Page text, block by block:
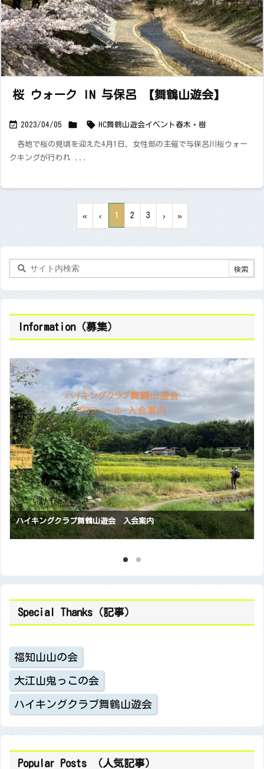
桜 ウォーク IN 与保呂 【舞鶴山遊会】
 2023/04/05   HC舞鶴山遊会イベント春木・樹
各地で桜の見頃を迎えた4月1日、女性部の主催で与保呂川桜ウォー
クキングが行われ ...
« ‹ 1 2 3 › »
Information（募集）
会員随時募集中です 【福知山山の会】
Special Thanks（記事）
福知山山の会
大江山鬼っこの会
ハイキングクラブ舞鶴山遊会
Popular Posts （人気記事）